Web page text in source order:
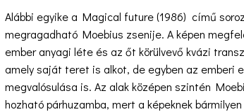
Alábbi egyike a Magical future (1986) című
megragadható Moebius zsenije. A képen
ember anyagi léte és az őt körülvevő kvázi
amely saját teret is alkot, de egyben az emberi
megvalósulása is. Az alak középen szintén
hozható párhuzamba, mert a képeknek